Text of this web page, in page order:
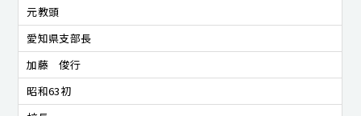
元教頭
愛知県支部長
加藤 俊行
昭和63初